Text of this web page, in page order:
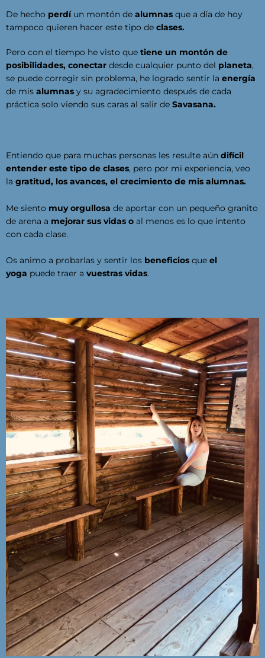
De hecho perdíun montón de alumnas que a día de hoy
tampoco quieren hacer este tipo de clases.
Pero con el tiempo he visto que tiene un montón de
posibilidades, conectar desde cualquier punto del planeta,
se puede corregir sin problema, he logrado sentir la energía
de mis alumnas y su agradecimiento después de cada
práctica solo viendo sus caras al salir de Savasana.
Entiendo que para muchas personas les resulte aún difícil
entender este tipo de clases, pero por mi experiencia, veo
la gratitud, los avances, el crecimiento de mis alumnas.
Me siento muy orgullosa de aportar con un pequeño granito
de arena a mejorar sus vidas o al menos es lo que intento
con cada clase.
Os animo a probarlas y sentir los beneficios que el
yoga puede traer a vuestras vidas.